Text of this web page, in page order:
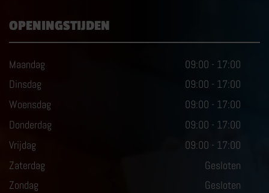
OPENINGSTIJDEN
Maandag 09:00 - 17:00
Dinsdag
09:00 - 17:00
Woensdag
09:00 - 17:00
Donderdag
09:00 - 17:00
Vrijdag
09:00 - 17:00
Zaterdag
Gesloten
Zondag
Gesloten